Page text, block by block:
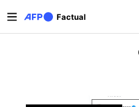
Factual
Solapas principales